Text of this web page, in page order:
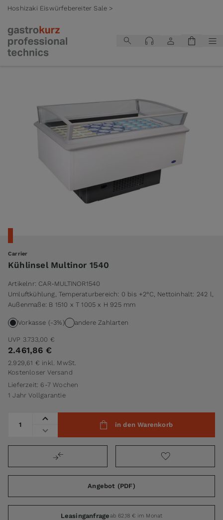
Hoshizaki Eiswürfebereiter Sale >
Carrier
Kühlinsel Multinor 1540
Artikelnr: CAR-MULTINOR1540
Umluftkühlung, Temperaturbereich: 0 bis +2°C, Nettoinhalt: 242 l,
Außenmaße: B 1510 x T 1005 x H 925 mm
Vorkasse (-3%) andere Zahlarten
UVP 3.733,00 €
2.461,86 €
2.929,61 € inkl. MwSt.
Kostenloser Versand
Lieferzeit: 6-7 Wochen
1 Jahr Vollgarantie
in den Warenkorb
Angebot (PDF)
Leasinganfrageab 62,18 € im Monat